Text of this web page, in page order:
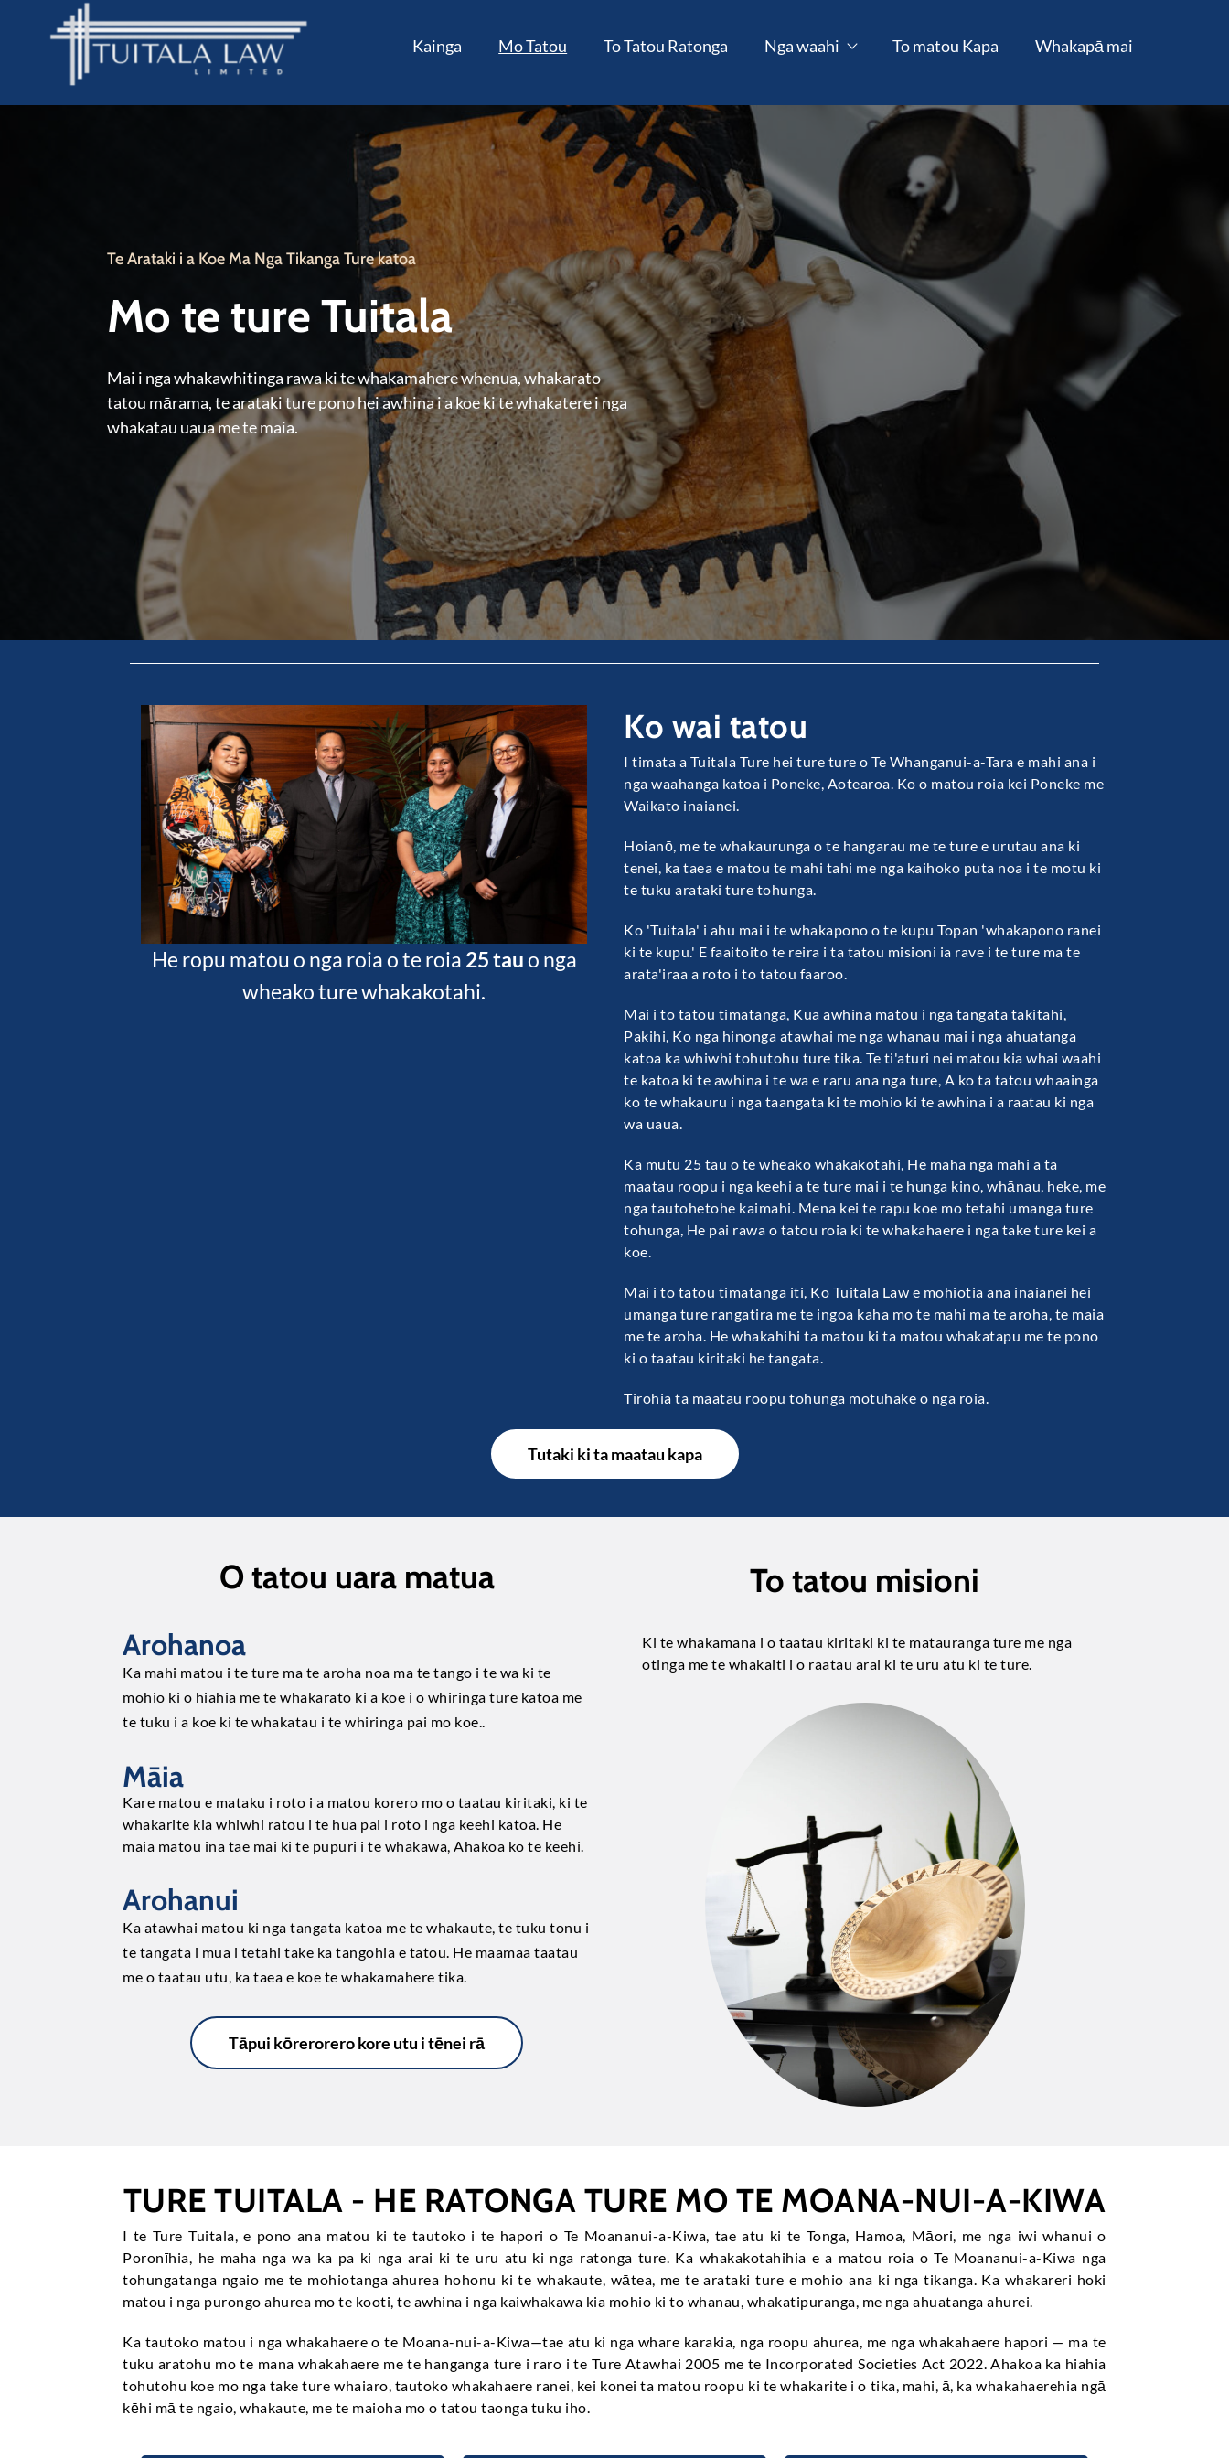
Kainga Mo Tatou To Tatou Ratonga Nga waahi To matou Kapa Whakapā mai
Te Arataki i a Koe Ma Nga Tikanga Ture katoa
Mo te ture Tuitala
Mai i nga whakawhitinga rawa ki te whakamahere whenua, whakarato
tatou mārama, te arataki ture pono hei awhina i a koe ki te whakatere i nga
whakatau uaua me te maia.
He ropu matou o nga roia o te roia 25 tauo nga
wheako ture whakakotahi.
Ko wai tatou
I timata a Tuitala Ture hei ture ture o Te Whanganui-a-Tara e mahi ana i
nga waahanga katoa i Poneke, Aotearoa. Ko o matou roia kei Poneke me
Waikato inaianei.
Hoianō, me te whakaurunga o te hangarau me te ture e urutau ana ki
tenei, ka taea e matou te mahi tahi me nga kaihoko puta noa i te motu ki
te tuku arataki ture tohunga.
Ko 'Tuitala' i ahu mai i te whakapono o te kupu Topan 'whakapono ranei
ki te kupu.' E faaitoito te reira i ta tatou misioni ia rave i te ture ma te
arata'iraa a roto i to tatou faaroo.
Mai i to tatou timatanga, Kua awhina matou i nga tangata takitahi,
Pakihi, Ko nga hinonga atawhai me nga whanau mai i nga ahuatanga
katoa ka whiwhi tohutohu ture tika. Te ti'aturi nei matou kia whai waahi
te katoa ki te awhina i te wa e raru ana nga ture, A ko ta tatou whaainga
ko te whakauru i nga taangata ki te mohio ki te awhina i a raatau ki nga
wa uaua.
Ka mutu 25 tau o te wheako whakakotahi, He maha nga mahi a ta
maatau roopu i nga keehi a te ture mai i te hunga kino, whānau, heke, me
nga tautohetohe kaimahi. Mena kei te rapu koe mo tetahi umanga ture
tohunga, He pai rawa o tatou roia ki te whakahaere i nga take ture kei a
koe.
Mai i to tatou timatanga iti, Ko Tuitala Law e mohiotia ana inaianei hei
umanga ture rangatira me te ingoa kaha mo te mahi ma te aroha, te maia
me te aroha. He whakahihi ta matou ki ta matou whakatapu me te pono
ki o taatau kiritaki he tangata.
Tirohia ta maatau roopu tohunga motuhake o nga roia.
Tutaki ki ta maatau kapa
O tatou uara matua
Arohanoa
Ka mahi matou i te ture ma te aroha noa ma te tango i te wa ki te
mohio ki o hiahia me te whakarato ki a koe i o whiringa ture katoa me
te tuku i a koe ki te whakatau i te whiringa pai mo koe..
Māia
Kare matou e mataku i roto i a matou korero mo o taatau kiritaki, ki te
whakarite kia whiwhi ratou i te hua pai i roto i nga keehi katoa. He
maia matou ina tae mai ki te pupuri i te whakawa, Ahakoa ko te keehi.
Arohanui
Ka atawhai matou ki nga tangata katoa me te whakaute, te tuku tonu i
te tangata i mua i tetahi take ka tangohia e tatou. He maamaa taatau
me o taatau utu, ka taea e koe te whakamahere tika.
Tāpui kōrerorero kore utu i tēnei rā
To tatou misioni
Ki te whakamana i o taatau kiritaki ki te matauranga ture me nga
otinga me te whakaiti i o raatau arai ki te uru atu ki te ture.
TURE TUITALA - HE RATONGA TURE MO TE MOANA-NUI-A-KIWA
I te Ture Tuitala, e pono ana matou ki te tautoko i te hapori o Te Moananui-a-Kiwa, tae atu ki te Tonga, Hamoa, Māori, me nga iwi whanui o
Poronīhia, he maha nga wa ka pa ki nga arai ki te uru atu ki nga ratonga ture. Ka whakakotahihia e a matou roia o Te Moananui-a-Kiwa nga
tohungatanga ngaio me te mohiotanga ahurea hohonu ki te whakaute, wātea, me te arataki ture e mohio ana ki nga tikanga. Ka whakareri hoki
matou i nga purongo ahurea mo te kooti, te awhina i nga kaiwhakawa kia mohio ki to whanau, whakatipuranga, me nga ahuatanga ahurei.
Ka tautoko matou i nga whakahaere o te Moana-nui-a-Kiwa—tae atu ki nga whare karakia, nga roopu ahurea, me nga whakahaere hapori — ma te
tuku aratohu mo te mana whakahaere me te hanganga ture i raro i te Ture Atawhai 2005 me te Incorporated Societies Act 2022. Ahakoa ka hiahia
tohutohu koe mo nga take ture whaiaro, tautoko whakahaere ranei, kei konei ta matou roopu ki te whakarite i o tika, mahi, ā, ka whakahaerehia ngā
kēhi mā te ngaio, whakaute, me te maioha mo o tatou taonga tuku iho.